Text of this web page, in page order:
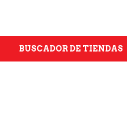
BUSCADOR DE TIENDAS